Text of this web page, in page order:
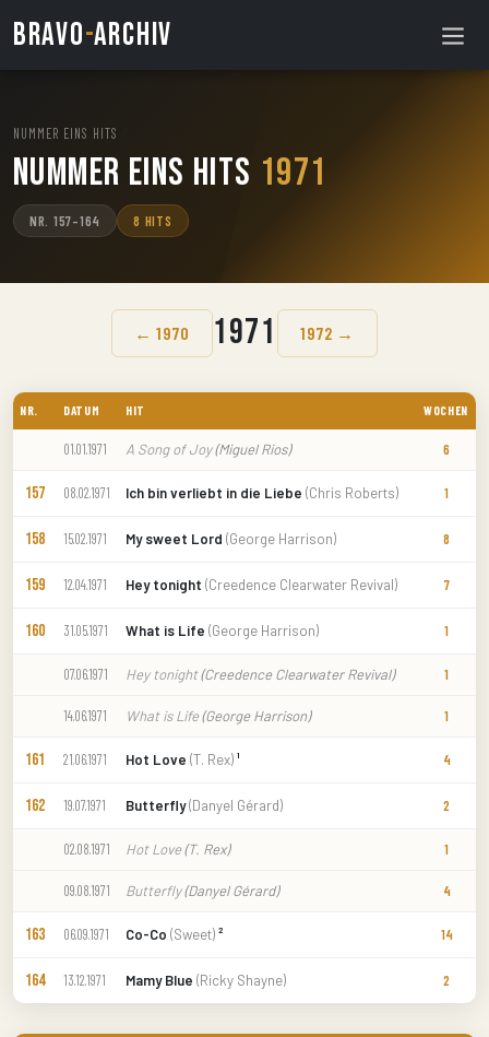
BRAVO-ARCHIV
NUMMER EINS HITS
Nummer Eins Hits 1971
NR. 157–164 8 HITS
← 1970 1971 1972 →
NR. DATUM HIT WOCHEN
01.01.1971 A Song of Joy(Miguel Rios) 6
157 08.02.1971 Ich bin verliebt in die Liebe (Chris Roberts) 1
158 15.02.1971 My sweet Lord (George Harrison) 8
159 12.04.1971 Hey tonight (Creedence Clearwater Revival) 7
160 31.05.1971 What is Life (George Harrison) 1
07.06.1971 Hey tonight(Creedence Clearwater Revival) 1
14.06.1971 What is Life(George Harrison) 1
161 21.06.1971 Hot Love (T. Rex)¹ 4
162 19.07.1971 Butterfly(Danyel Gérard) 2
02.08.1971 Hot Love(T. Rex) 1
09.08.1971 Butterfly(Danyel Gérard) 4
163 06.09.1971 Co-Co (Sweet)² 14
164 13.12.1971 Mamy Blue (Ricky Shayne) 2